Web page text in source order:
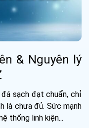
& Nguyên lý
sạch đạt chuẩn, chỉ
là chưa đủ. Sức mạnh
thống linh kiện...